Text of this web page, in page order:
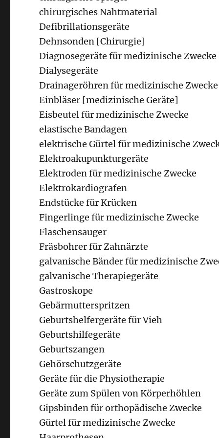
chirurgisches Nahtmaterial
Defibrillationsgeräte
Dehnsonden [Chirurgie]
Diagnosegeräte für medizinische Zwecke
Dialysegeräte
Drainageröhren für medizinische Zwecke
Einbläser [medizinische Geräte]
Eisbeutel für medizinische Zwecke
elastische Bandagen
elektrische Gürtel für medizinische
Elektroakupunkturgeräte
Elektroden für medizinische Zwecke
Elektrokardiografen
Endstücke für Krücken
Fingerlinge für medizinische Zwecke
Flaschensauger
Fräsbohrer für Zahnärzte
galvanische Bänder für medizinische
galvanische Therapiegeräte
Gastroskope
Gebärmutterspritzen
Geburtshelfergeräte für Vieh
Geburtshilfegeräte
Geburtszangen
Gehörschutzgeräte
Geräte für die Physiotherapie
Geräte zum Spülen von Körperhöhlen
Gipsbinden für orthopädische Zwecke
Gürtel für medizinische Zwecke